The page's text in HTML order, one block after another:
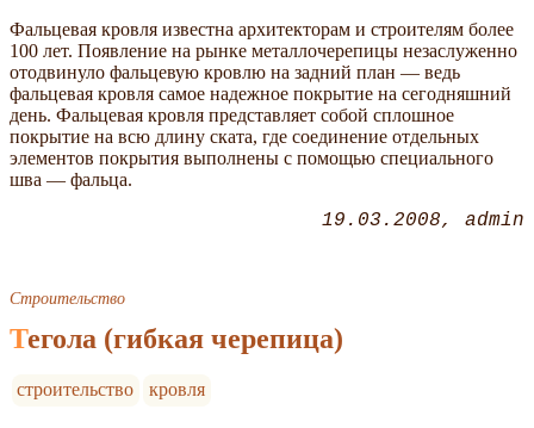
Фальцевая кровля известна архитекторам и строителям более
100 лет. Появление на рынке металлочерепицы незаслуженно
отодвинуло фальцевую кровлю на задний план — ведь
фальцевая кровля самое надежное покрытие на сегодняшний
день. Фальцевая кровля представляет собой сплошное
покрытие на всю длину ската, где соединение отдельных
элементов покрытия выполнены с помощью специального
шва — фальца.
19.03.2008 admin
Строительство
Тегола (гибкая черепица)
строительство кровля